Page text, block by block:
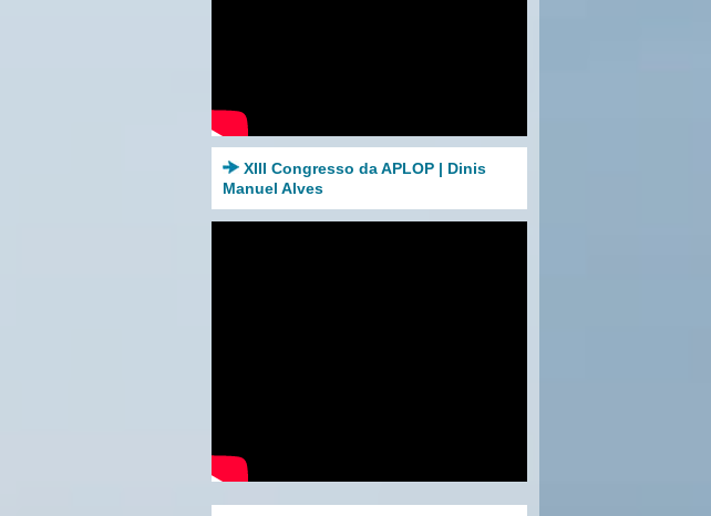
XIII Congresso da APLOP | Dinis
Manuel Alves